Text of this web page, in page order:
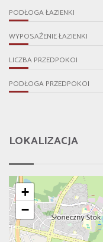
PODŁOGA ŁAZIENKI
WYPOSAŻENIE ŁAZIENKI
LICZBA PRZEDPOKOI
PODŁOGA PRZEDPOKOI
LOKALIZACJA
+
−